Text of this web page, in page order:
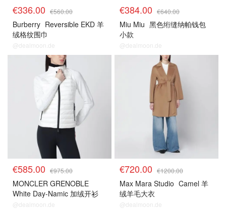
€336.00 €560.00
Burberry Reversible EKD 羊
绒格纹围巾
@dealmoon.de
€384.00 €640.00
Miu Miu 黑色绗缝纳帕钱包
小款
@dealmoon.de
€585.00 €975.00
MONCLER GRENOBLE
White Day-Namic 加绒开衫
@dealmoon.de
€720.00 €1200.00
Max Mara Studio Camel 羊
绒羊毛大衣
@dealmoon.de